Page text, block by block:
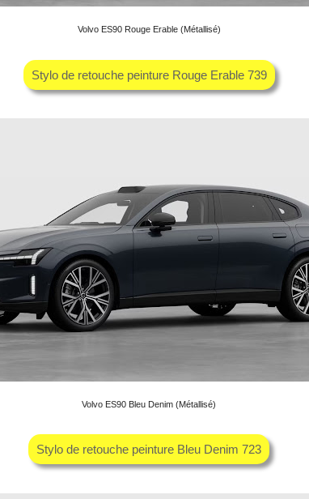
Volvo ES90 Rouge Erable (Métallisé)
Stylo de retouche peinture Rouge Erable 739
Volvo ES90 Bleu Denim (Métallisé)
Stylo de retouche peinture Bleu Denim 723